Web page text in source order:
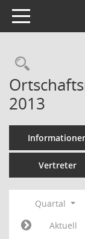
Toggle navigation
2013
Vertreter
Quartal
Aktuell